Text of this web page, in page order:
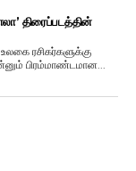
திரைப்படத்தின்
ரசிகர்களுக்கு
பிரம்மாண்டமான...